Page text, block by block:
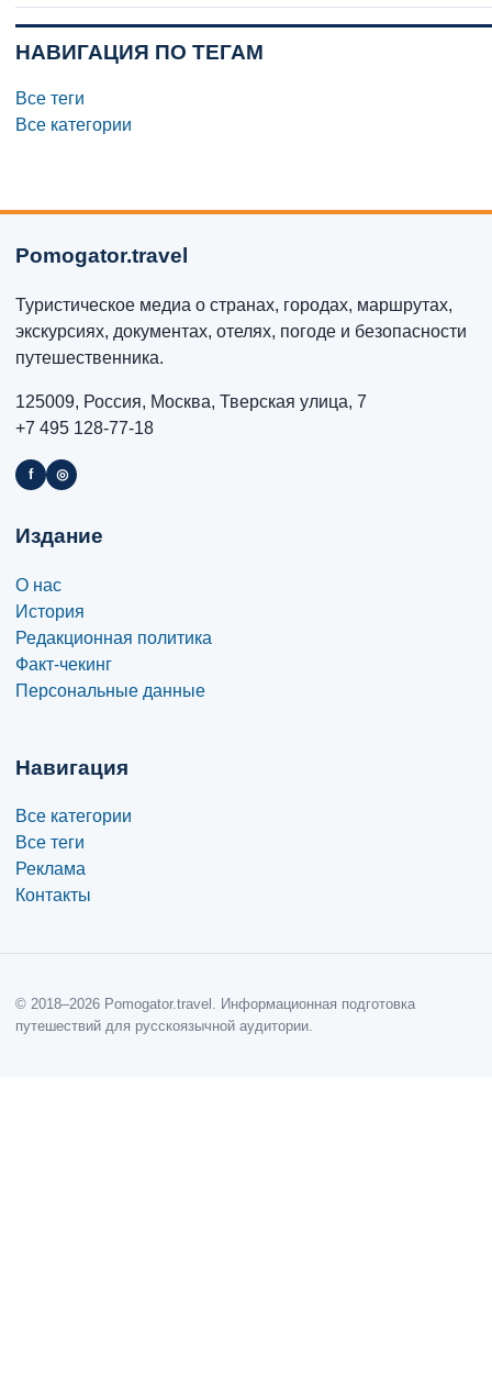
НАВИГАЦИЯ ПО ТЕГАМ
Все теги
Все категории
Pomogator.travel
Туристическое медиа о странах, городах, маршрутах,
экскурсиях, документах, отелях, погоде и безопасности
путешественника.
125009, Россия, Москва, Тверская улица, 7
+7 495 128-77-18
f ◎
Издание
О нас
История
Редакционная политика
Факт-чекинг
Персональные данные
Навигация
Все категории
Все теги
Реклама
Контакты
© 2018–2026 Pomogator.travel. Информационная подготовка
путешествий для русскоязычной аудитории.